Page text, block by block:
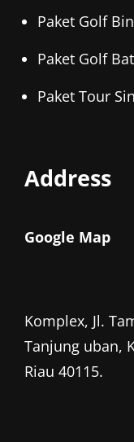
Paket Golf
Paket Golf
Paket Tour
Address
Google Map
Komplex, Jl.
Tanjung uban,
Riau 40115.